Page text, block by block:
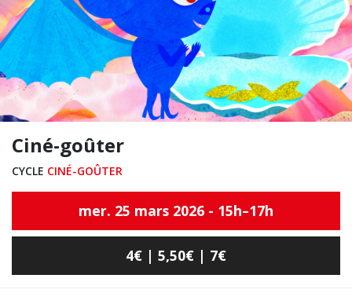
Ciné-goûter
CYCLE CINÉ-GOÛTER
mer. 25 mars 2026 - 15h–17h
4€ | 5,50€ | 7€